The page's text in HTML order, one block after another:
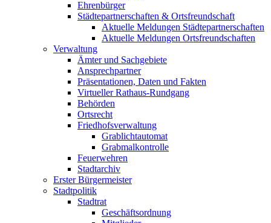
Ehrenbürger
Städtepartnerschaften & Ortsfreundschaft
Aktuelle Meldungen Städtepartnerschaften
Aktuelle Meldungen Ortsfreundschaften
Verwaltung
Ämter und Sachgebiete
Ansprechpartner
Präsentationen, Daten und Fakten
Virtueller Rathaus-Rundgang
Behörden
Ortsrecht
Friedhofsverwaltung
Grablichtautomat
Grabmalkontrolle
Feuerwehren
Stadtarchiv
Erster Bürgermeister
Stadtpolitik
Stadtrat
Geschäftsordnung